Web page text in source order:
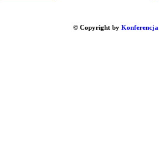
© Copyright by Konferencja